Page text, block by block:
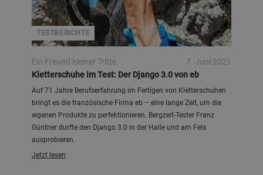
TESTBERICHTE
Ein Freund kleiner Tritte
7. Juni 2021
Kletterschuhe im Test: Der Django 3.0 von eb
Auf 71 Jahre Berufserfahrung im Fertigen von Kletterschuhen
bringt es die französische Firma eb – eine lange Zeit, um die
eigenen Produkte zu perfektionieren. Bergzeit-Tester Franz
Güntner durfte den Django 3.0 in der Halle und am Fels
ausprobieren.
Jetzt lesen